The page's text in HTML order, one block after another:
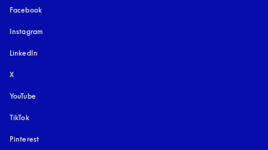
Facebook
Instagram
LinkedIn
X
YouTube
TikTok
Pinterest